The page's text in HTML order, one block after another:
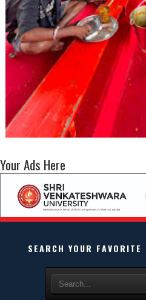
Your Ads Here
SEARCH YOUR FAVORITE